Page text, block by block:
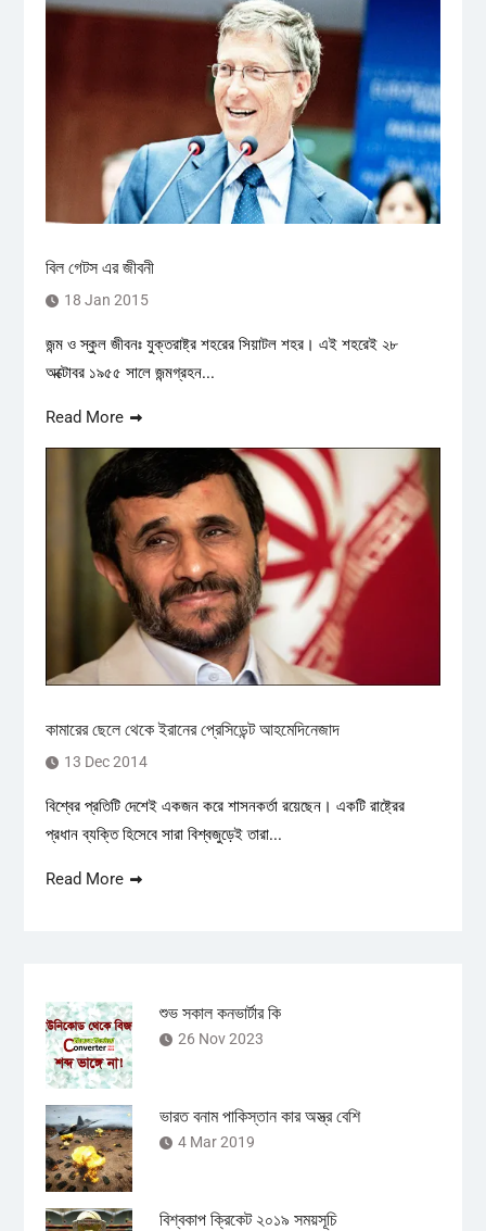
বিল গেটস এর জীবনী
18 Jan 2015
জন্ম ও স্কুল জীবনঃ যুক্তরাষ্ট্র শহরের সিয়াটল শহর। এই শহরেই ২৮
অক্টোবর ১৯৫৫ সালে জন্মগ্রহন...
Read More
কামারের ছেলে থেকে ইরানের প্রেসিডেন্ট আহমেদিনেজাদ
13 Dec 2014
বিশ্বের প্রতিটি দেশেই একজন করে শাসনকর্তা রয়েছেন। একটি রাষ্ট্রের
প্রধান ব্যক্তি হিসেবে সারা বিশ্বজুড়েই তারা...
Read More
শুভ সকাল কনভার্টার কি
26 Nov 2023
ভারত বনাম পাকিস্তান কার অস্ত্র বেশি
4 Mar 2019
বিশ্বকাপ ক্রিকেট ২০১৯ সময়সূচি